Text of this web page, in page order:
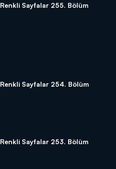
Renkli Sayfalar 255. Bölüm
Renkli Sayfalar 254. Bölüm
Renkli Sayfalar 253. Bölüm